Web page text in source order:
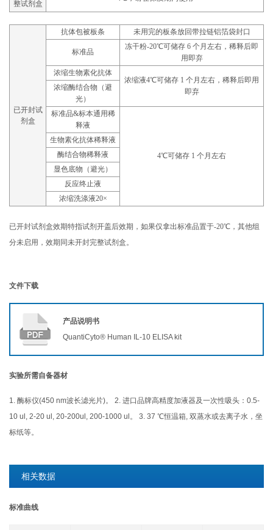
整试剂盒
已开封试
剂盒
抗体包被板条 未用完的板条放回带拉链铝箔袋封口
标准品
冻干粉-20℃可储存 6 个月左右，稀释后即
用即弃
浓缩生物素化抗体
浓缩液4℃可储存 1 个月左右，稀释后即用
即弃
浓缩酶结合物（避
光）
标准品&标本通用稀
释液
4℃可储存 1 个月左右
生物素化抗体稀释液
酶结合物稀释液
显色底物（避光）
反应终止液
浓缩洗涤液20×
已开封试剂盒效期特指试剂开盖后效期，如果仅拿出标准品置于-20℃，其他组
分未启用，效期同未开封完整试剂盒。
文件下载
产品说明书
QuantiCyto® Human IL-10 ELISA kit
实验所需自备器材
1. 酶标仪(450 nm波长滤光片)。 2. 进口品牌高精度加液器及一次性吸头：0.5-
10 ul, 2-20 ul, 20-200ul, 200-1000 ul。 3. 37 ℃恒温箱, 双蒸水或去离子水，坐
标纸等。
相关数据
标准曲线